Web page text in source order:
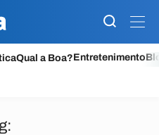
Qual a Boa?Entretenimento